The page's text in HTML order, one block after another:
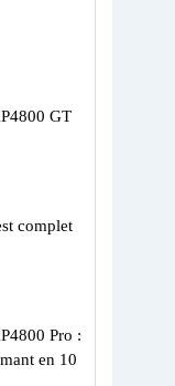
GT
complet
Pro :
en 10